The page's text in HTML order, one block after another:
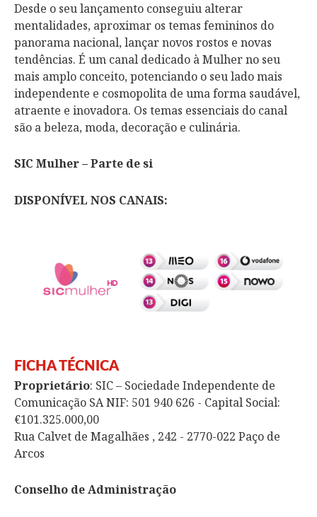
Desde o seu lançamento conseguiu alterar
mentalidades, aproximar os temas femininos do
panorama nacional, lançar novos rostos e novas
tendências. É um canal dedicado à Mulher no seu
mais amplo conceito, potenciando o seu lado mais
independente e cosmopolita de uma forma saudável,
atraente e inovadora. Os temas essenciais do canal
são a beleza, moda, decoração e culinária.
SIC Mulher – Parte de si
DISPONÍVEL NOS CANAIS:
FICHA TÉCNICA
Proprietário: SIC – Sociedade Independente de
Comunicação SA NIF: 501 940 626 - Capital Social:
€101.325.000,00
Rua Calvet de Magalhães , 242 - 2770-022 Paço de
Arcos
Conselho de Administração